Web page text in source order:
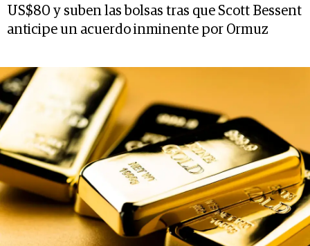
US$80 y suben las bolsas tras que Scott Bessent
anticipe un acuerdo inminente por Ormuz